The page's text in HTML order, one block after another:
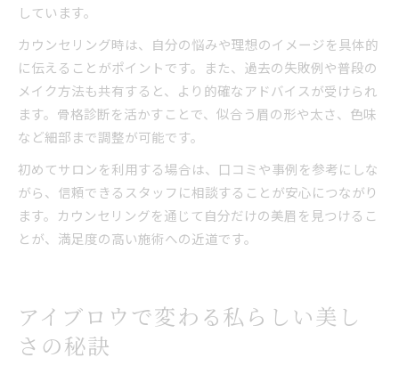
しています。
カウンセリング時は、自分の悩みや理想のイメージを具体的
に伝えることがポイントです。また、過去の失敗例や普段の
メイク方法も共有すると、より的確なアドバイスが受けられ
ます。骨格診断を活かすことで、似合う眉の形や太さ、色味
など細部まで調整が可能です。
初めてサロンを利用する場合は、口コミや事例を参考にしな
がら、信頼できるスタッフに相談することが安心につながり
ます。カウンセリングを通じて自分だけの美眉を見つけるこ
とが、満足度の高い施術への近道です。
アイブロウで変わる私らしい美し
さの秘訣